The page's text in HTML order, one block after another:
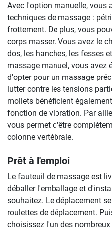
Avec l'option manuelle, vous
techniques de massage :
frottement. De plus, vous
corps masser. Vous avez le
dos, les hanches, les fesses
massage manuel, vous avez
d'opter pour un massage
lutter contre les tensions
mollets bénéficient
fonction de vibration. Par
vous permet d'être
colonne vertébrale.
Prêt à l'emploi
Le fauteuil de massage est
déballer l'emballage et
souhaitez. Le déplacement
roulettes de déplacement.
choisissez l'un des